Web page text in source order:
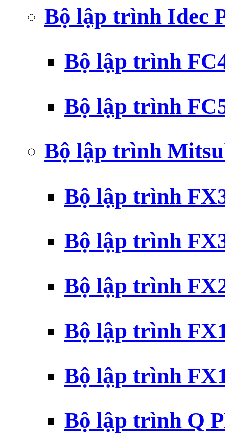
Bộ lập trình Idec
Bộ lập trình
Bộ lập trình
Bộ lập trình
Bộ lập trình
Bộ lập trình
Bộ lập trình
Bộ lập trình
Bộ lập trình
Bộ lập trình Q